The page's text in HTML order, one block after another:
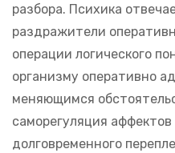
разбора. Психика
раздражители
операции логического
организму оперативно
меняющимся
саморегуляция
долговременного